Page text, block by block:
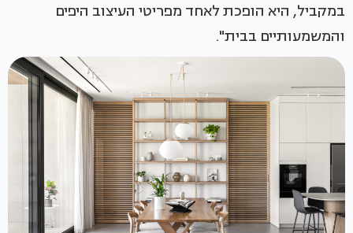
במקביל, היא הופכת לאחד מפריטי העיצוב היפים
והמשמעותיים בבית".